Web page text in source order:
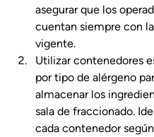
asegurar que los
cuentan siempre con
vigente.
Utilizar contenedores
por tipo de alérgeno
almacenar los
sala de fraccionado.
cada contenedor